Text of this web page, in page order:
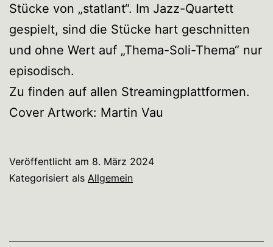
Stücke von „statlant“. Im Jazz-Quartett
gespielt, sind die Stücke hart geschnitten
und ohne Wert auf „Thema-Soli-Thema“ nur
episodisch.
Zu finden auf allen Streamingplattformen.
Cover Artwork: Martin Vau
Veröffentlicht am 8. März 2024
Kategorisiert als Allgemein